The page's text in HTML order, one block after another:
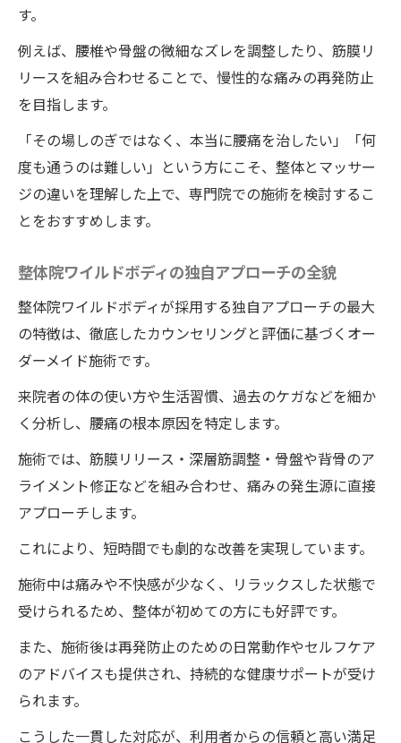
す。
例えば、腰椎や骨盤の微細なズレを調整したり、筋膜リ
リースを組み合わせることで、慢性的な痛みの再発防止
を目指します。
「その場しのぎではなく、本当に腰痛を治したい」「何
度も通うのは難しい」という方にこそ、整体とマッサー
ジの違いを理解した上で、専門院での施術を検討するこ
とをおすすめします。
整体院ワイルドボディの独自アプローチの全貌
整体院ワイルドボディが採用する独自アプローチの最大
の特徴は、徹底したカウンセリングと評価に基づくオー
ダーメイド施術です。
来院者の体の使い方や生活習慣、過去のケガなどを細か
く分析し、腰痛の根本原因を特定します。
施術では、筋膜リリース・深層筋調整・骨盤や背骨のア
ライメント修正などを組み合わせ、痛みの発生源に直接
アプローチします。
これにより、短時間でも劇的な改善を実現しています。
施術中は痛みや不快感が少なく、リラックスした状態で
受けられるため、整体が初めての方にも好評です。
また、施術後は再発防止のための日常動作やセルフケア
のアドバイスも提供され、持続的な健康サポートが受け
られます。
こうした一貫した対応が、利用者からの信頼と高い満足